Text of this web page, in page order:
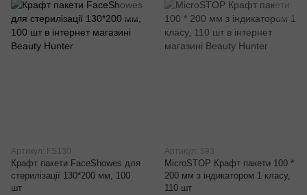
Артикул: FS130
Крафт пакети FaceShowes для
стерилізації 130*200 мм, 100
шт
Артикул: 593
MicroSTOP Крафт пакети 100 *
200 мм з індикатором 1 класу,
110 шт